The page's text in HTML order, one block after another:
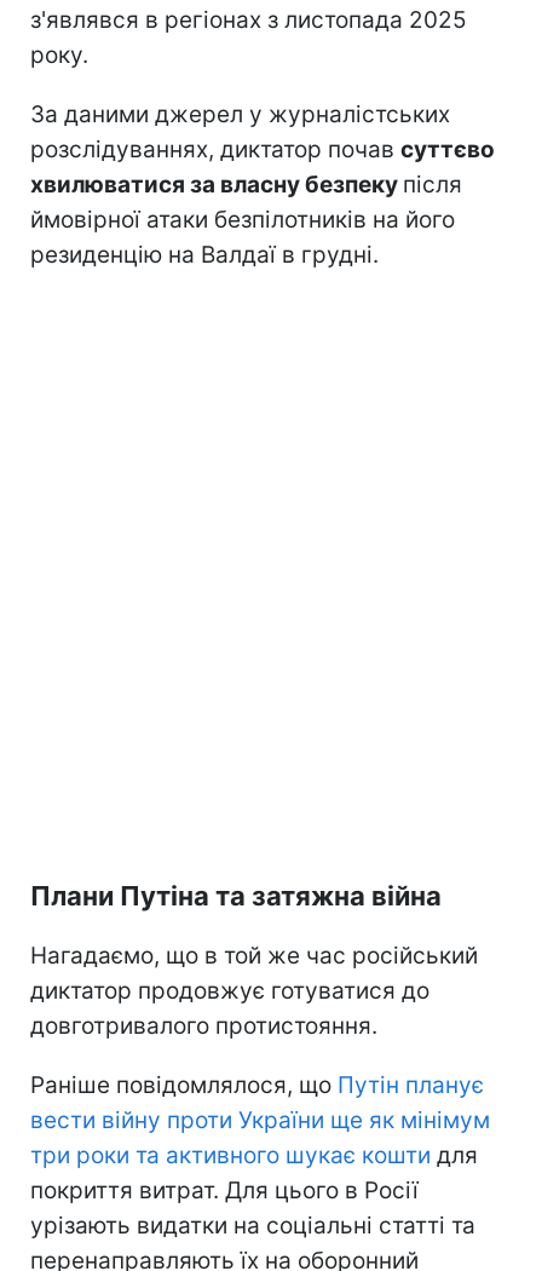
з'являвся в регіонах з листопада 2025
року.
За даними джерел у журналістських
розслідуваннях, диктатор почав суттєво
хвилюватися за власну безпеку після
ймовірної атаки безпілотників на його
резиденцію на Валдаї в грудні.
Плани Путіна та затяжна війна
Нагадаємо, що в той же час російський
диктатор продовжує готуватися до
довготривалого протистояння.
Раніше повідомлялося, що Путін планує
вести війну проти України ще як мінімум
три роки та активного шукає кошти для
покриття витрат. Для цього в Росії
урізають видатки на соціальні статті та
перенаправляють їх на оборонний